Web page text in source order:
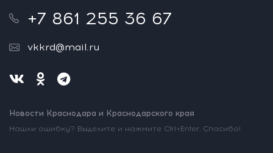
+7 861 255 36 67
vkkrd@mail.ru
Новости Краснодара и Краснодарского края
Нашли ошибку? Выделите и нажмите Ctrl+Enter. Спасибо!